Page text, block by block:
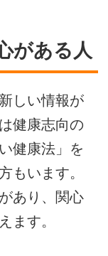
がある人
しい情報が
健康志向の
健康法」を
もいます。
あり、関心
ます。